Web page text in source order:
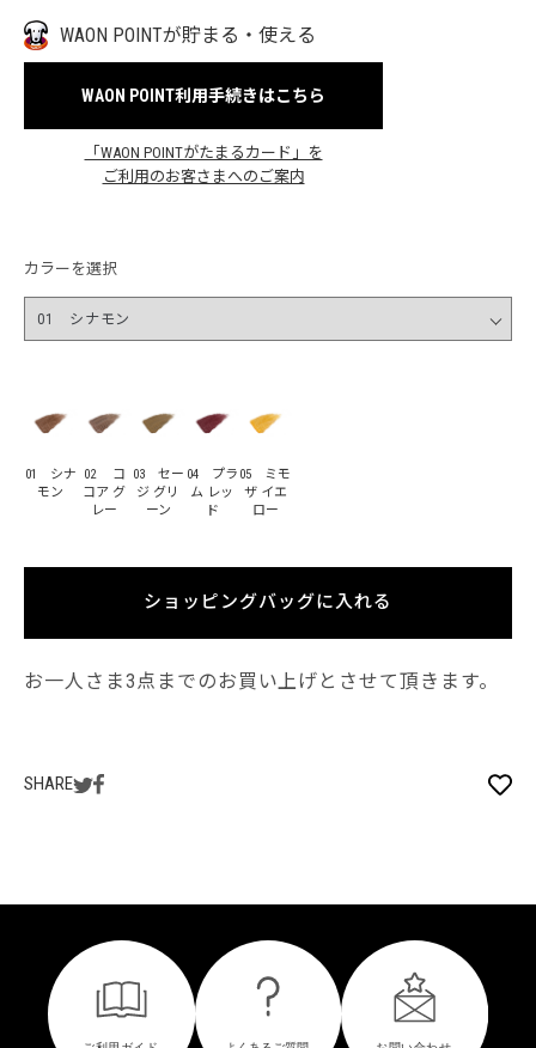
WAON POINTが貯まる・使える
WAON POINT利用手続きはこちら
「WAON POINTがたまるカード」を
ご利用のお客さまへのご案内
カラーを選択
01 シナ
モン
02 コ
コア グ
レー
03 セー
ジ グリ
ーン
04 プラ
ム レッ
ド
05 ミモ
ザ イエ
ロー
ショッピングバッグに入れる
お一人さま3点までのお買い上げとさせて頂きます。
SHARE